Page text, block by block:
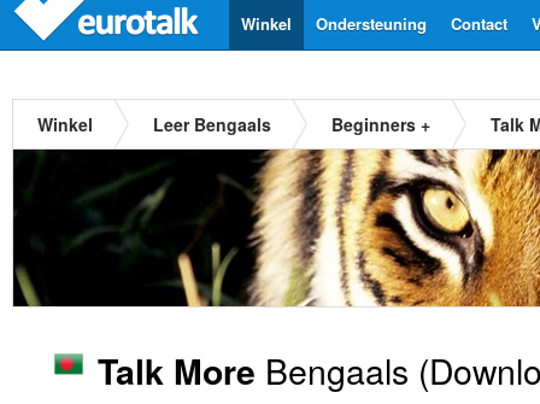
Contact
Ondersteuning
Winkel
Winkel Leer Bengaals Beginners + Talk
Talk More Bengaals